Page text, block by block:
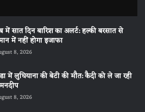
में सात दिन बारिश का अलर्ट: हल्की बरसात से
में नहीं होगा इजाफा
8, 2026
में लुधियाना की बेटी की माैत: कैदी को ले जा रही
8, 2026